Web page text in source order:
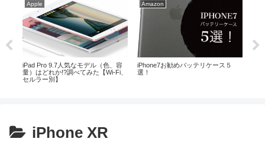
Apple
iPad Pro 9.7人気なモデル（色、容
量）はどれか!?調べてみた【Wi-Fi、
セルラー別】
Amazon
iPhone7お勧めバッテリケース５
選！
iPhone XR